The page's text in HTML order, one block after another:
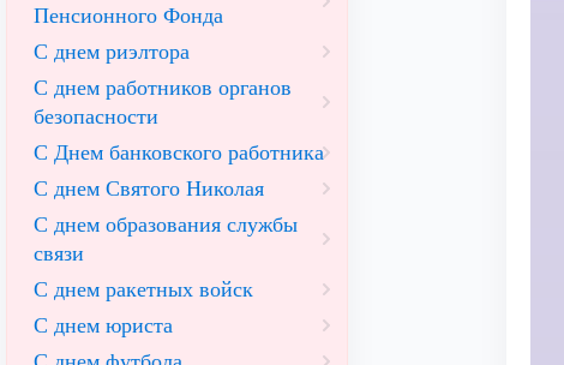
Пенсионного Фонда
С днем риэлтора
С днем работников органов
безопасности
С Днем банковского работника
С днем Святого Николая
С днем образования службы
связи
С днем ракетных войск
С днем юриста